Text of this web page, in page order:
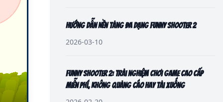
Hướng dẫn Nền tảng đa dạng Funny Shooter 2
2026-03-10
Funny Shooter 2: Trải nghiệm chơi game cao cấp
miễn phí, không quảng cáo hay tải xuống